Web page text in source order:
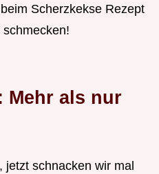
Scherzkekse Rezept
Mehr als nur
schnacken wir mal